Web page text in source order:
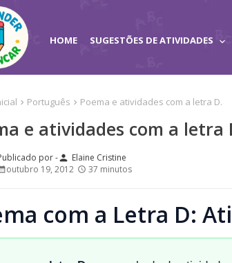
HOME SUGESTÕES DE ATIVIDADES
Português Poema e atividades com a letra D.
e atividades com a letra
person Elaine Cristine
outubro 19, 2012
37 minutos
com a Letra D: